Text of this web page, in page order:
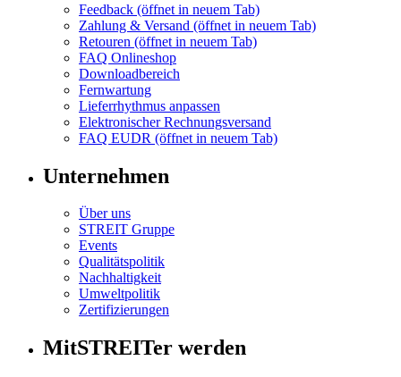
Feedback (öffnet in neuem Tab)
Zahlung & Versand (öffnet in neuem Tab)
Retouren (öffnet in neuem Tab)
FAQ Onlineshop
Downloadbereich
Fernwartung
Lieferrhythmus anpassen
Elektronischer Rechnungsversand
FAQ EUDR (öffnet in neuem Tab)
Unternehmen
Über uns
STREIT Gruppe
Events
Qualitätspolitik
Nachhaltigkeit
Umweltpolitik
Zertifizierungen
MitSTREITer werden